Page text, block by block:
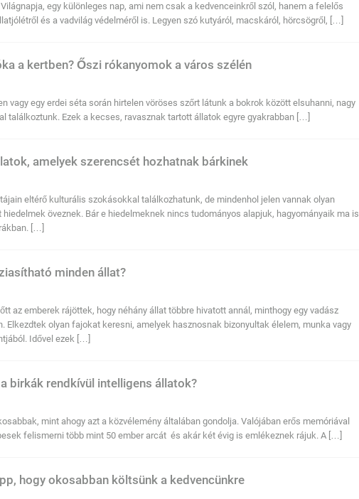
egy különleges nap, ami nem csak a kedvenceinkről szól, hanem a felelős
és a vadvilág védelméről is. Legyen szó kutyáról, macskáról, hörcsögről, […]
a kertben? Őszi rókanyomok a város szélén
vagy egy erdei séta során hirtelen vöröses szőrt látunk a bokrok között elsuhanni, nagy
találkoztunk. Ezek a kecses, ravasznak tartott állatok egyre gyakrabban […]
amelyek szerencsét hozhatnak bárkinek
eltérő kulturális szokásokkal találkozhatunk, de mindenhol jelen vannak olyan
öveznek. Bár e hiedelmeknek nincs tudományos alapjuk, hagyományaik ma is
[…]
minden állat?
az emberek rájöttek, hogy néhány állat többre hivatott annál, minthogy egy vadász
Elkezdtek olyan fajokat keresni, amelyek hasznosnak bizonyultak élelem, munka vagy
Idővel ezek […]
birkák rendkívül intelligens állatok?
mint ahogy azt a közvélemény általában gondolja. Valójában erős memóriával
felismerni több mint 50 ember arcát és akár két évig is emlékeznek rájuk. A […]
hogy okosabban költsünk a kedvencünkre